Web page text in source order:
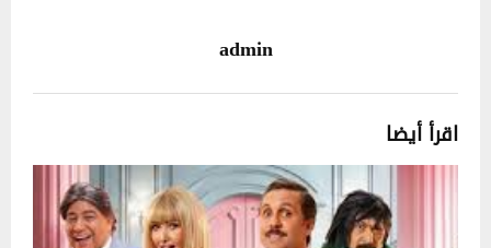
admin
اقرأ أيضا